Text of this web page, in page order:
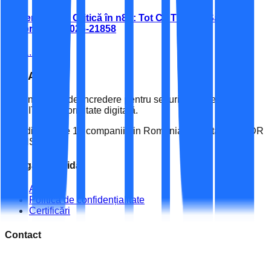
Vulnerabilitate Critică în n8n: Tot Ce Trebuie Să Știi
Despre CVE-2026-21858
10.01.2026
ESPACE
Partenerul tău de încredere pentru securitate cibernetică,
audit IT și conformitate digitală.
Una dintre cele 19 companii din România acreditate de ADR
și DNSC.
Navigare Rapidă
Acasă
Politica de confidențialitate
Certificări
Contact